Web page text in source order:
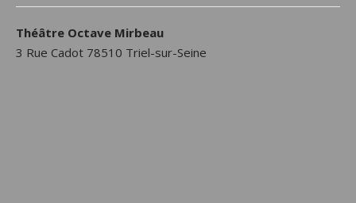
Théâtre Octave Mirbeau
3 Rue Cadot 78510 Triel-sur-Seine